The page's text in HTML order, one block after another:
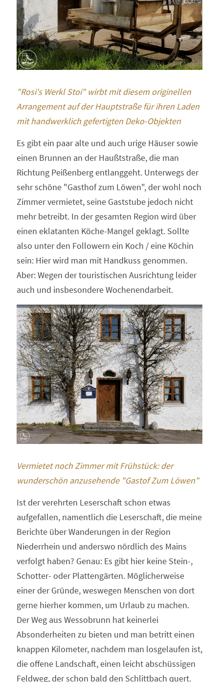
"Rosi's Werkl Stoi" wirbt mit diesem originellen
Arrangement auf der Hauptstraße für ihren Laden
mit handwerklich gefertigten Deko-Objekten
Es gibt ein paar alte und auch urige Häuser sowie
einen Brunnen an der Haußtstraße, die man
Richtung Peißenberg entlanggeht. Unterwegs der
sehr schöne "Gasthof zum Löwen", der wohl noch
Zimmer vermietet, seine Gaststube jedoch nicht
mehr betreibt. In der gesamten Region wird über
einen eklatanten Köche-Mangel geklagt. Sollte
also unter den Followern ein Koch / eine Köchin
sein: Hier wird man mit Handkuss genommen.
Aber: Wegen der touristischen Ausrichtung leider
auch und insbesondere Wochenendarbeit.
Vermietet noch Zimmer mit Frühstück: der
wunderschön anzusehende "Gastof Zum Löwen"
Ist der verehrten Leserschaft schon etwas
aufgefallen, namentlich die Leserschaft, die meine
Berichte über Wanderungen in der Region
Niederrhein und anderswo nördlich des Mains
verfolgt haben? Genau: Es gibt hier keine Stein-,
Schotter- oder Plattengärten. Möglicherweise
einer der Gründe, weswegen Menschen von dort
gerne hierher kommen, um Urlaub zu machen.
Der Weg aus Wessobrunn hat keinerlei
Absonderheiten zu bieten und man betritt einen
knappen Kilometer, nachdem man losgelaufen ist,
die offene Landschaft, einen leicht abschüssigen
Feldweg, der schon bald den Schlittbach quert.